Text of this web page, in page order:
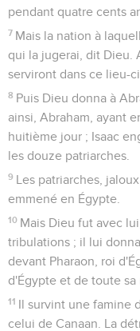
pendant quatre cents
7 Mais la nation à
qui la jugerai, dit Dieu.
serviront dans ce lieu-ci.
8 Puis Dieu donna à
ainsi, Abraham, ayant
huitième jour ; Isaac
les douze patriarches.
9 Les patriarches,
emmené en Égypte.
10 Mais Dieu fut avec
tribulations ; il lui
devant Pharaon, roi
d'Égypte et de toute sa
11 Il survint une famine
celui de Canaan. La